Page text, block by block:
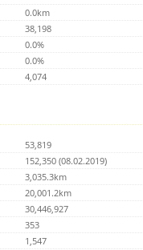
0.0km
38,198
0.0%
0.0%
4,074
53,819
152,350 (08.02.2019)
3,035.3km
20,001.2km
30,446,927
353
1,547